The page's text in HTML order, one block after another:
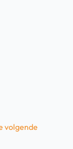
volgende